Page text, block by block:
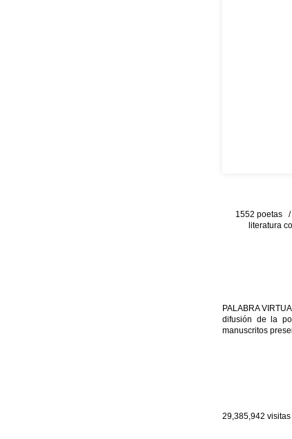
1552 poetas
literatura
PALABRA
difusión de la
manuscritos
29,385,942 visitas